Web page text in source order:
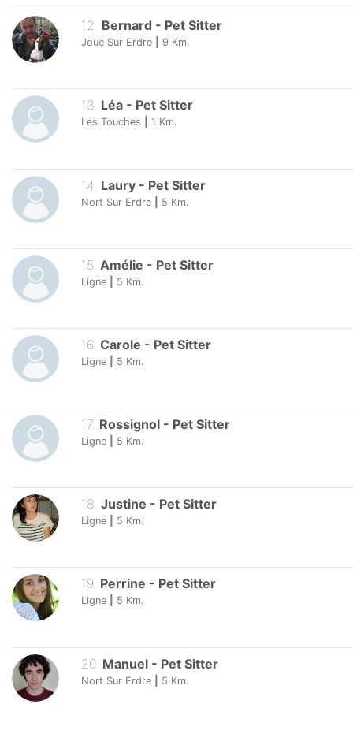
12. Bernard - Pet Sitter
Joue Sur Erdre 9 Km.
13. Léa - Pet Sitter
Les Touches 1 Km.
14 Laury - Pet Sitter
Nort Sur Erdre 5 Km.
15 Amélie - Pet Sitter
Ligne 5 Km.
16 Carole - Pet Sitter
Ligne 5 Km.
17. Rossignol - Pet Sitter
Ligne 5 Km.
18. Justine - Pet Sitter
Ligne 5 Km.
19. Perrine - Pet Sitter
Ligne 5 Km.
20. Manuel - Pet Sitter
Nort Sur Erdre 5 Km.